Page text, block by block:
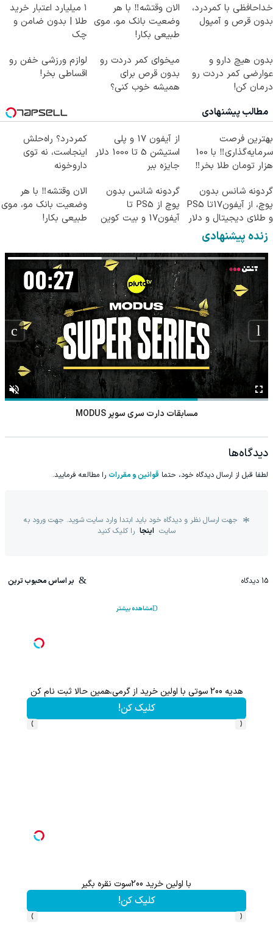
خداحافظی با کمردرد،
بدون قرص و آمپول
الان وقتشه‼️ با هر
وضعیت بانک مو، موی
طبیعی بکار!
۱ میلیارد اعتبار خرید
طلا | بدون ضامن و
چک
بدون هیچ دارو و
عوارضی کمر دردت رو
درمان کن!
میخوای کمر دردت رو
بدون قرص برای
همیشه خوب کنی؟
لوازم ورزشی خفن رو
اقساطی بخر!
مطالب پیشنهادی
بهترین فرصت
سرمایه‌گذاری‼️ با 100
هزار تومان طلا بخر‼️
از آیفون 17 و پلی
استیشن 5 تا 1000 دلار
جایزه ببر
کمردرد؟ راه‌حلش
اینجاست، نه توی
داروخونه
گردونه شانس بدون
پوچ، از آیفون17تا PS5
و طلای دیجیتال و دلار
🔥
گردونه شانس بدون
پوچ از PS5 تا
آیفون17 و بیت کوین
الان وقتشه‼️ با هر
وضعیت بانک مو، موی
طبیعی بکار!
زنده پیشنهادی
مسابقات دارت سری سوپر MODUS
دیدگاه‌ها
لطفا قبل از ارسال دیدگاه خود، حتما قوانین و مقررات را مطالعه فرمایید.
جهت ارسال نظر و دیدگاه خود باید ابتدا وارد سایت شوید. جهت ورود به
سایت اینجا را کلیک کنید
15 دیدگاه بر اساس محبوب ترین
مشاهده بیشتر
هدیه 200 سوتی با اولین خرید از گرمی،همین حالا ثبت نام کن
کلیک کن!
‹
›
با اولین خرید 200سوت نقره بگیر
کلیک کن!
‹
›